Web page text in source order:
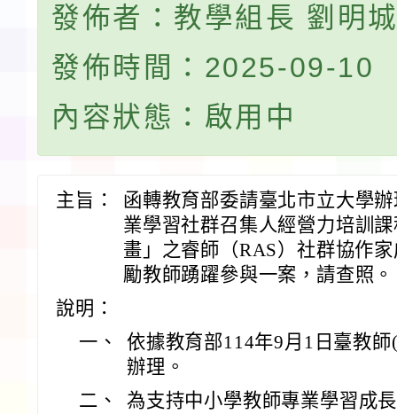
發佈者：教學組長 劉明
發佈時間：2025-09-10
內容狀態：啟用中
主旨：
函轉教育部委請臺北市立大學
業學習社群召集人經營力培訓
畫」之睿師（RAS）社群協作
勵教師踴躍參與一案，請查照。
說明：
一、
依據教育部114年9月1日臺教
辦理。
二、
為支持中小學教師專業學習成